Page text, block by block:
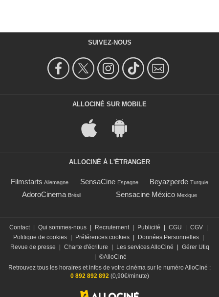
SUIVEZ-NOUS
ALLOCINÉ SUR MOBILE
ALLOCINÉ À L'ÉTRANGER
Filmstarts Allemagne SensaCine Espagne Beyazperde Turquie
AdoroCinema Brésil Sensacine México Mexique
Contact Qui sommes-nous Recrutement Publicité CGU CGV
Politique de cookies
Préférences cookies Données Personnelles
Revue de presse
Charte d'écriture Les services AlloCiné
Gérer Utiq
©AlloCiné
Retrouvez tous les horaires et infos de votre cinéma sur le numéro AlloCiné :
0 892 892 892(0,90€/minute)